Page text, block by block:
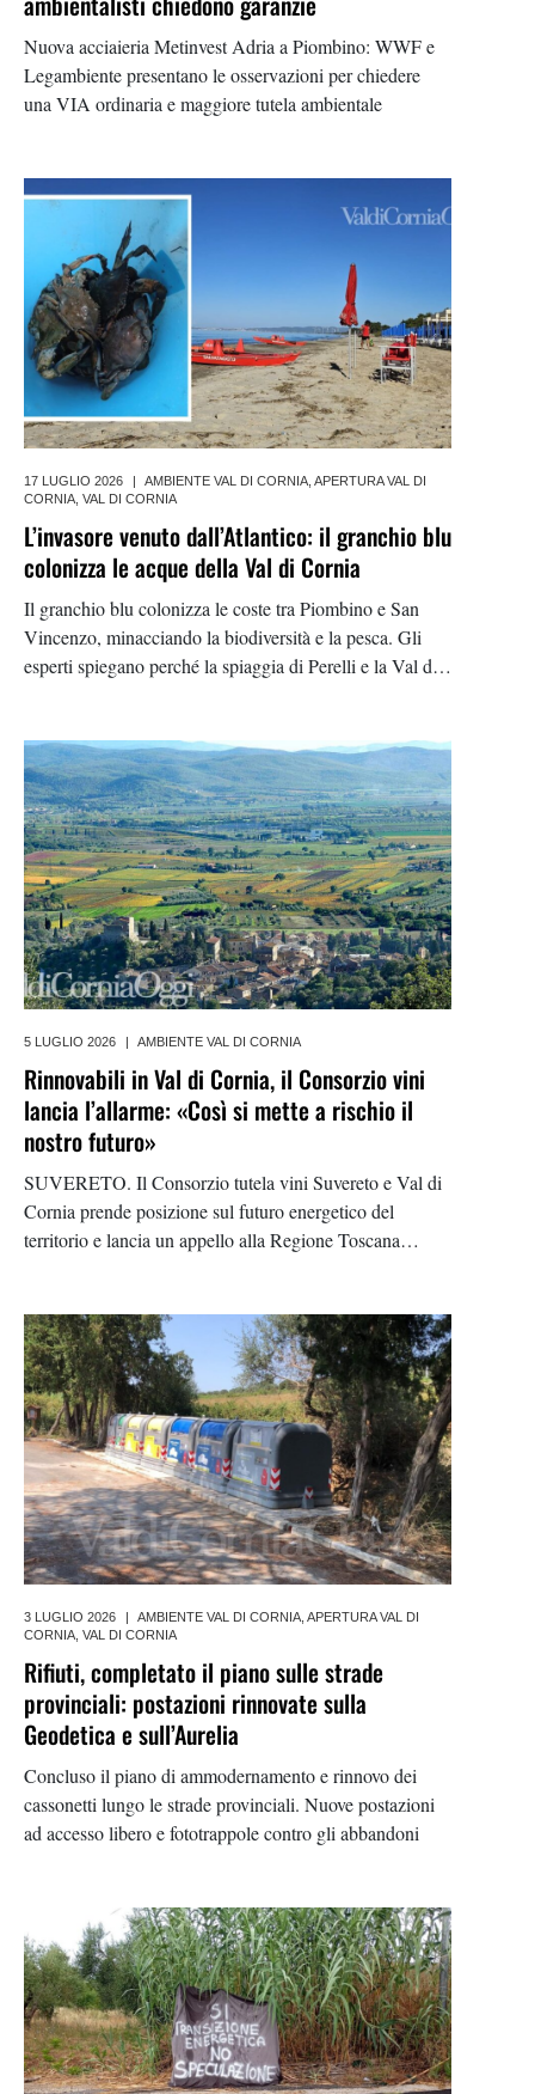
Nuova acciaieria Metinvest Adria a Piombino: WWF e
Legambiente presentano le osservazioni per chiedere
una VIA ordinaria e maggiore tutela ambientale
17 LUGLIO 2026 | AMBIENTE VAL DI CORNIA APERTURA VAL DI
CORNIA VAL DI CORNIA
L’invasore venuto dall’Atlantico: il granchio blu
colonizza le acque della Val di Cornia
Il granchio blu colonizza le coste tra Piombino e San
Vincenzo, minacciando la biodiversità e la pesca. Gli
esperti spiegano perché la spiaggia di Perelli e la Val di
5 LUGLIO 2026 AMBIENTE VAL DI CORNIA
Rinnovabili in Val di Cornia, il Consorzio vini
lancia l’allarme: «Così si mette a rischio il
nostro futuro»
SUVERETO. Il Consorzio tutela vini Suvereto e Val di
Cornia prende posizione sul futuro energetico del
territorio e lancia un appello alla Regione Toscana
3 LUGLIO 2026 | AMBIENTE VAL DI CORNIA APERTURA VAL DI
CORNIA VAL DI CORNIA
Rifiuti, completato il piano sulle strade
provinciali: postazioni rinnovate sulla
Geodetica e sull’Aurelia
Concluso il piano di ammodernamento e rinnovo dei
cassonetti lungo le strade provinciali. Nuove postazioni
ad accesso libero e fototrappole contro gli abbandoni